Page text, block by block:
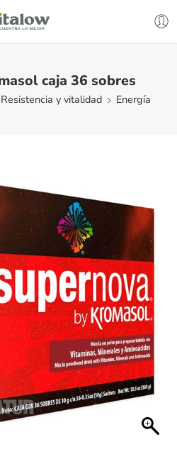
caja 36 sobres
Resistencia y vitalidad Energía